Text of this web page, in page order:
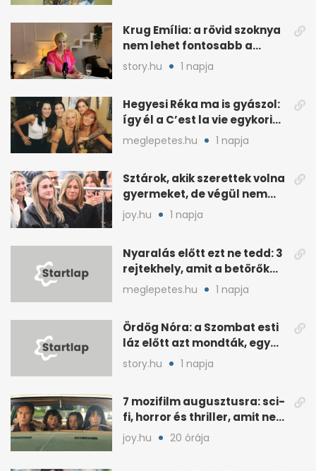
Krug Emília: a rövid szoknya
nem lehet fontosabb a
kérdéseimnél
story.hu 1 napja
Hegyesi Réka ma is gyászol:
így él a C’est la vie egykori
énekesnője
meglepetes.hu 1 napja
Sztárok, akik szerettek volna
gyermeket, de végül nem
született nekik
joy.hu 1 napja
Nyaralás előtt ezt ne tedd: 3
rejtekhely, amit a betörők
ismernek
meglepetes.hu 1 napja
Ördög Nóra: a Szombat esti
láz előtt azt mondták, egy
hét alatt fogyjon
story.hu 1 napja
7 mozifilm augusztusra: sci-
fi, horror és thriller, amit nem
érdemes kihagyni
joy.hu 20 órája